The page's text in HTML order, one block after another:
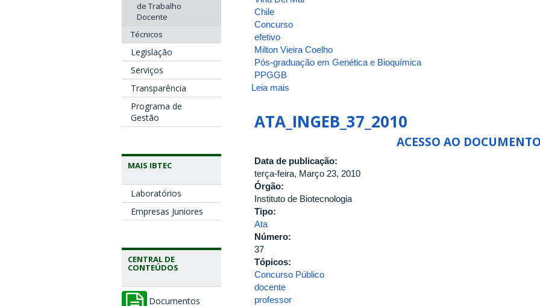
de Trabalho
Docente
Técnicos
Legislação
Serviços
Transparência
Programa de
Gestão
MAIS IBTEC
Laboratórios
Empresas Juniores
CENTRAL DE
CONTEÚDOS
Documentos
Chile
Concurso
efetivo
Milton Vieira Coelho
Pós-graduação em Genética e Bioquímica
PPGGB
Leia mais
ATA_INGEB_37_2010
ACESSO AO
Data de publicação:
terça-feira, Março 23, 2010
Órgão:
Instituto de Biotecnologia
Tipo:
Ata
Número:
37
Tópicos:
Concurso Público
docente
professor